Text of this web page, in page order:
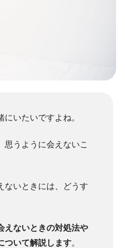
いたいですよね。
思うように会えないこ
ないときには、どうす
えないときの対処法や
ついて解説します。